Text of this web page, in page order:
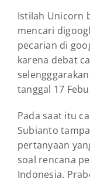
Istilah Unicorn
mencari
pecarian di
karena debat
tanggal 17
Pada saat itu
Subianto
pertanyaan
soal rencana
Indonesia.